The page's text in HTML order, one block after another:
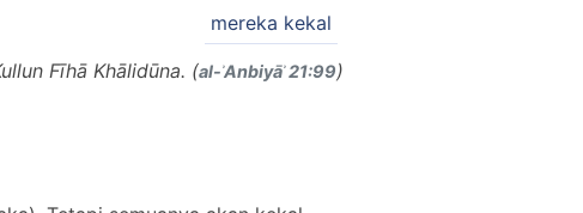
mereka kekal
Fīhā Khālidūna. (al-ʾAnbiyāʾ 21:99)